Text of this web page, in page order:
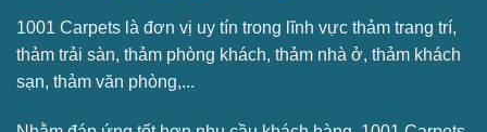
1001 Carpets là đơn vị uy tín trong lĩnh vực thảm trang trí,
thảm trải sàn, thảm phòng khách, thảm nhà ở, thảm khách
sạn, thảm văn phòng,...